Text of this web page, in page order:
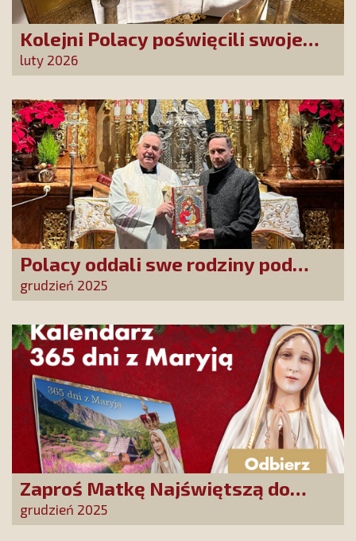
Kolejni Polacy poświęcili swoje
sprawy Matce Bożej Uzdrowienie
Chorych!
luty 2026
Polacy oddali swe rodziny pod
opiekę Najświętszej Rodziny!
grudzień 2025
Zaproś Matkę Najświętszą do
swojego domu! Odbierz kalendarz
„365 dni z Maryją”
grudzień 2025